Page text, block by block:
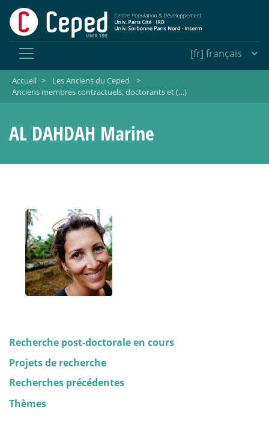
Accueil > Les Anciens du Ceped
>
Anciens membres contractuels, doctorants et (…)
AL DAHDAH Marine
Recherche post-doctorale en cours
Projets de recherche
Recherches précédentes
Thèmes